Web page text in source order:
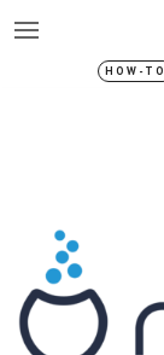
HOW-TO